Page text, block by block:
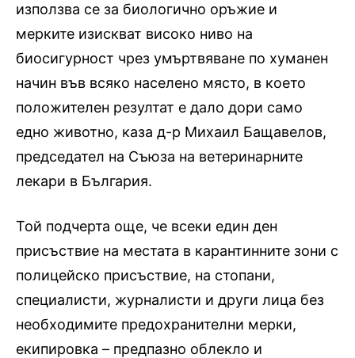
използва се за биологично оръжие и
мерките изискват високо ниво на
биосигурност чрез умъртвяване по хуманен
начин във всяко населено място, в което
положителен резултат е дало дори само
едно животно, каза д-р Михаил Бащавелов,
председател на Съюза на ветеринарните
лекари в България.
Той подчерта още, че всеки един ден
присъствие на местата в карантинните зони с
полицейско присъствие, на стопани,
специалисти, журналисти и други лица без
необходимите предохранителни мерки,
екипировка – предпазно облекло и